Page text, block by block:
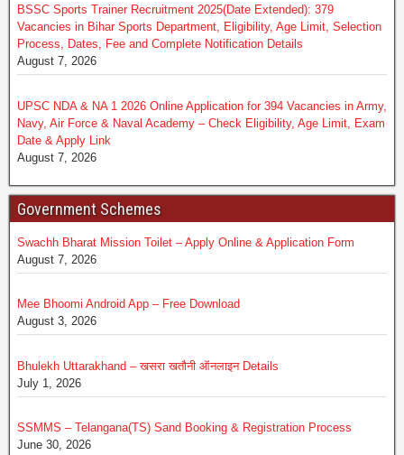
BSSC Sports Trainer Recruitment 2025(Date Extended): 379
Vacancies in Bihar Sports Department, Eligibility, Age Limit, Selection
Process, Dates, Fee and Complete Notification Details
August 7, 2026
UPSC NDA & NA 1 2026 Online Application for 394 Vacancies in Army,
Navy, Air Force & Naval Academy – Check Eligibility, Age Limit, Exam
Date & Apply Link
August 7, 2026
Government Schemes
Swachh Bharat Mission Toilet – Apply Online & Application Form
August 7, 2026
Mee Bhoomi Android App – Free Download
August 3, 2026
Bhulekh Uttarakhand – खसरा खतौनी ऑनलाइन Details
July 1, 2026
SSMMS – Telangana(TS) Sand Booking & Registration Process
June 30, 2026